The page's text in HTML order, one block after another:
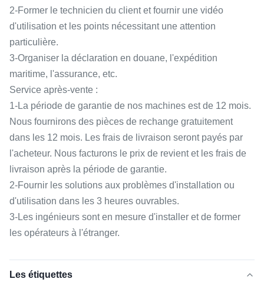
2-Former le technicien du client et fournir une vidéo
d'utilisation et les points nécessitant une attention
particulière.
3-Organiser la déclaration en douane, l'expédition
maritime, l'assurance, etc.
Service après-vente :
1-La période de garantie de nos machines est de 12 mois.
Nous fournirons des pièces de rechange gratuitement
dans les 12 mois. Les frais de livraison seront payés par
l'acheteur. Nous facturons le prix de revient et les frais de
livraison après la période de garantie.
2-Fournir les solutions aux problèmes d'installation ou
d'utilisation dans les 3 heures ouvrables.
3-Les ingénieurs sont en mesure d'installer et de former
les opérateurs à l'étranger.
Les étiquettes